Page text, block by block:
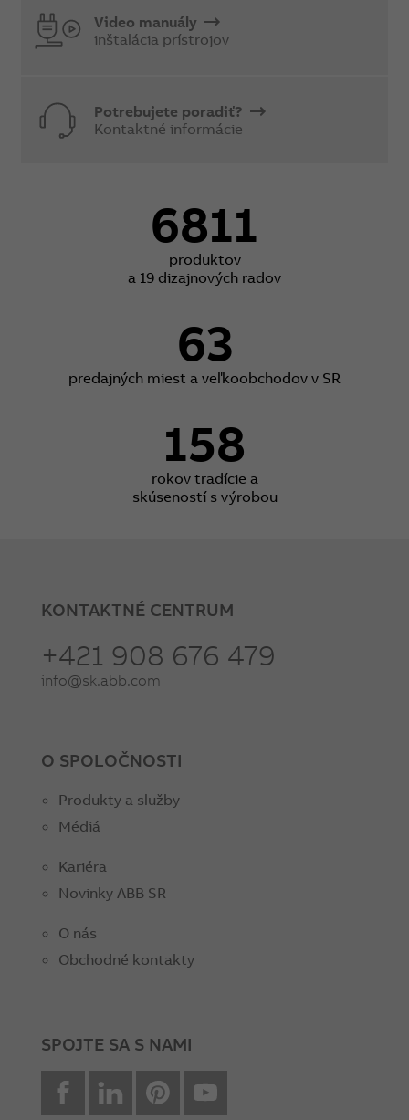
Video manuály
inštalácia prístrojov
Potrebujete poradiť?
Kontaktné informácie
6811
produktov
a 19 dizajnových radov
63
predajných miest a veľkoobchodov v SR
158
rokov tradície a
skúseností s výrobou
KONTAKTNÉ CENTRUM
+421 908 676 479
info@sk.abb.com
O SPOLOČNOSTI
Produkty a služby
Médiá
Kariéra
Novinky ABB SR
O nás
Obchodné kontakty
SPOJTE SA S NAMI
facebookLinkedin Pinterest